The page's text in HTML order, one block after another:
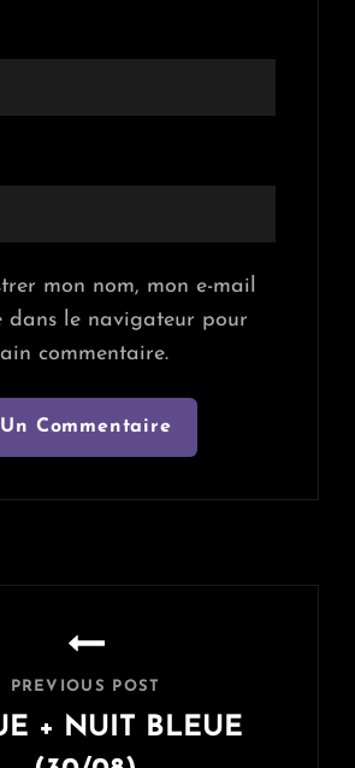
mon nom, mon e-mail
dans le navigateur pour
commentaire.
PREVIOUS POST
+ NUIT BLEUE